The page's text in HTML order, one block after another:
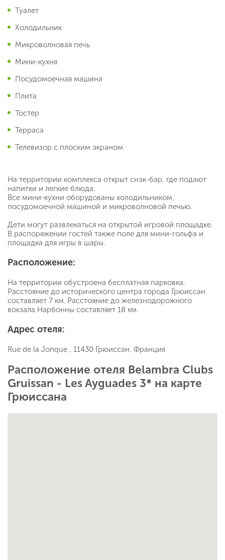
Туалет
Холодильник
Микроволновая печь
Мини-кухня
Посудомоечная машина
Плита
Тостер
Терраса
Телевизор с плоским экраном
На территории комплекса открыт снэк-бар, где подают
напитки и легкие блюда.
Все мини-кухни оборудованы холодильником,
посудомоечной машиной и микроволновой печью.
Дети могут развлекаться на открытой игровой площадке.
В распоряжении гостей также поле для мини-гольфа и
площадка для игры в шары.
Расположение:
На территории обустроена бесплатная парковка.
Расстояние до исторического центра города Грюиссан
составляет 7 км. Расстояние до железнодорожного
вокзала Нарбонны составляет 18 км.
Адрес отеля:
Rue de la Jonque , 11430 Грюиссан, Франция
Расположение отеля Belambra Clubs
Gruissan - Les Ayguades 3* на карте
Грюиссана